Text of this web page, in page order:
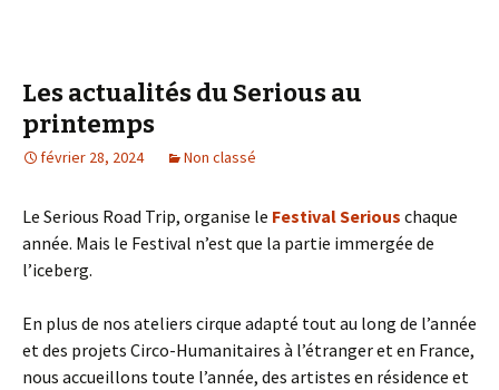
Les actualités du Serious au
printemps
février 28, 2024 Non classé
Le Serious Road Trip, organise le Festival Serious chaque
année. Mais le Festival n’est que la partie immergée de
l’iceberg.
En plus de nos ateliers cirque adapté tout au long de l’année
et des projets Circo-Humanitaires à l’étranger et en France,
nous accueillons toute l’année, des artistes en résidence et